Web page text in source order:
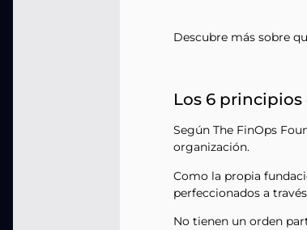
Descubre más sobre
Los 6
Según The FinOps
organización.
Como la propia
perfeccionados a
No tienen un orden